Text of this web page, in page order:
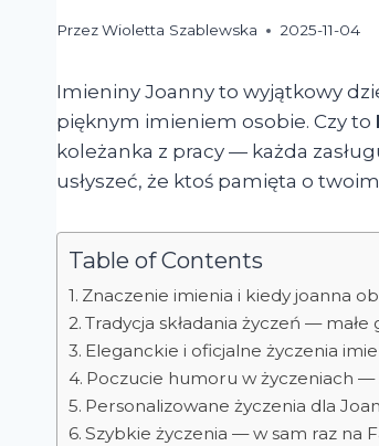
PrzezWioletta Szablewska 2025-11-04
Imieniny Joanny to wyjątkowy
pięknym imieniem osobie. Czy to
koleżanka z pracy — każda
usłyszeć, że ktoś pamięta o
Table of Contents
Znaczenie imienia i kiedy joanna
Tradycja składania życzeń — małe
Eleganckie i oficjalne życzenia
Poczucie humoru w życzeniach —
Personalizowane życzenia dla
Szybkie życzenia — w sam raz na